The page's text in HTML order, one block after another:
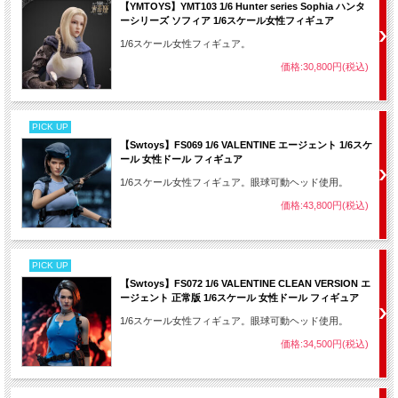
【YMTOYS】YMT103 1/6 Hunter series Sophia ハンタ
ーシリーズ ソフィア 1/6スケール女性フィギュア
1/6スケール女性フィギュア。
価格:30,800円(税込)
PICK UP
【Swtoys】FS069 1/6 VALENTINE エージェント 1/6スケ
ール 女性ドール フィギュア
1/6スケール女性フィギュア。眼球可動ヘッド使用。
価格:43,800円(税込)
PICK UP
【Swtoys】FS072 1/6 VALENTINE CLEAN VERSION エ
ージェント 正常版 1/6スケール 女性ドール フィギュア
1/6スケール女性フィギュア。眼球可動ヘッド使用。
価格:34,500円(税込)